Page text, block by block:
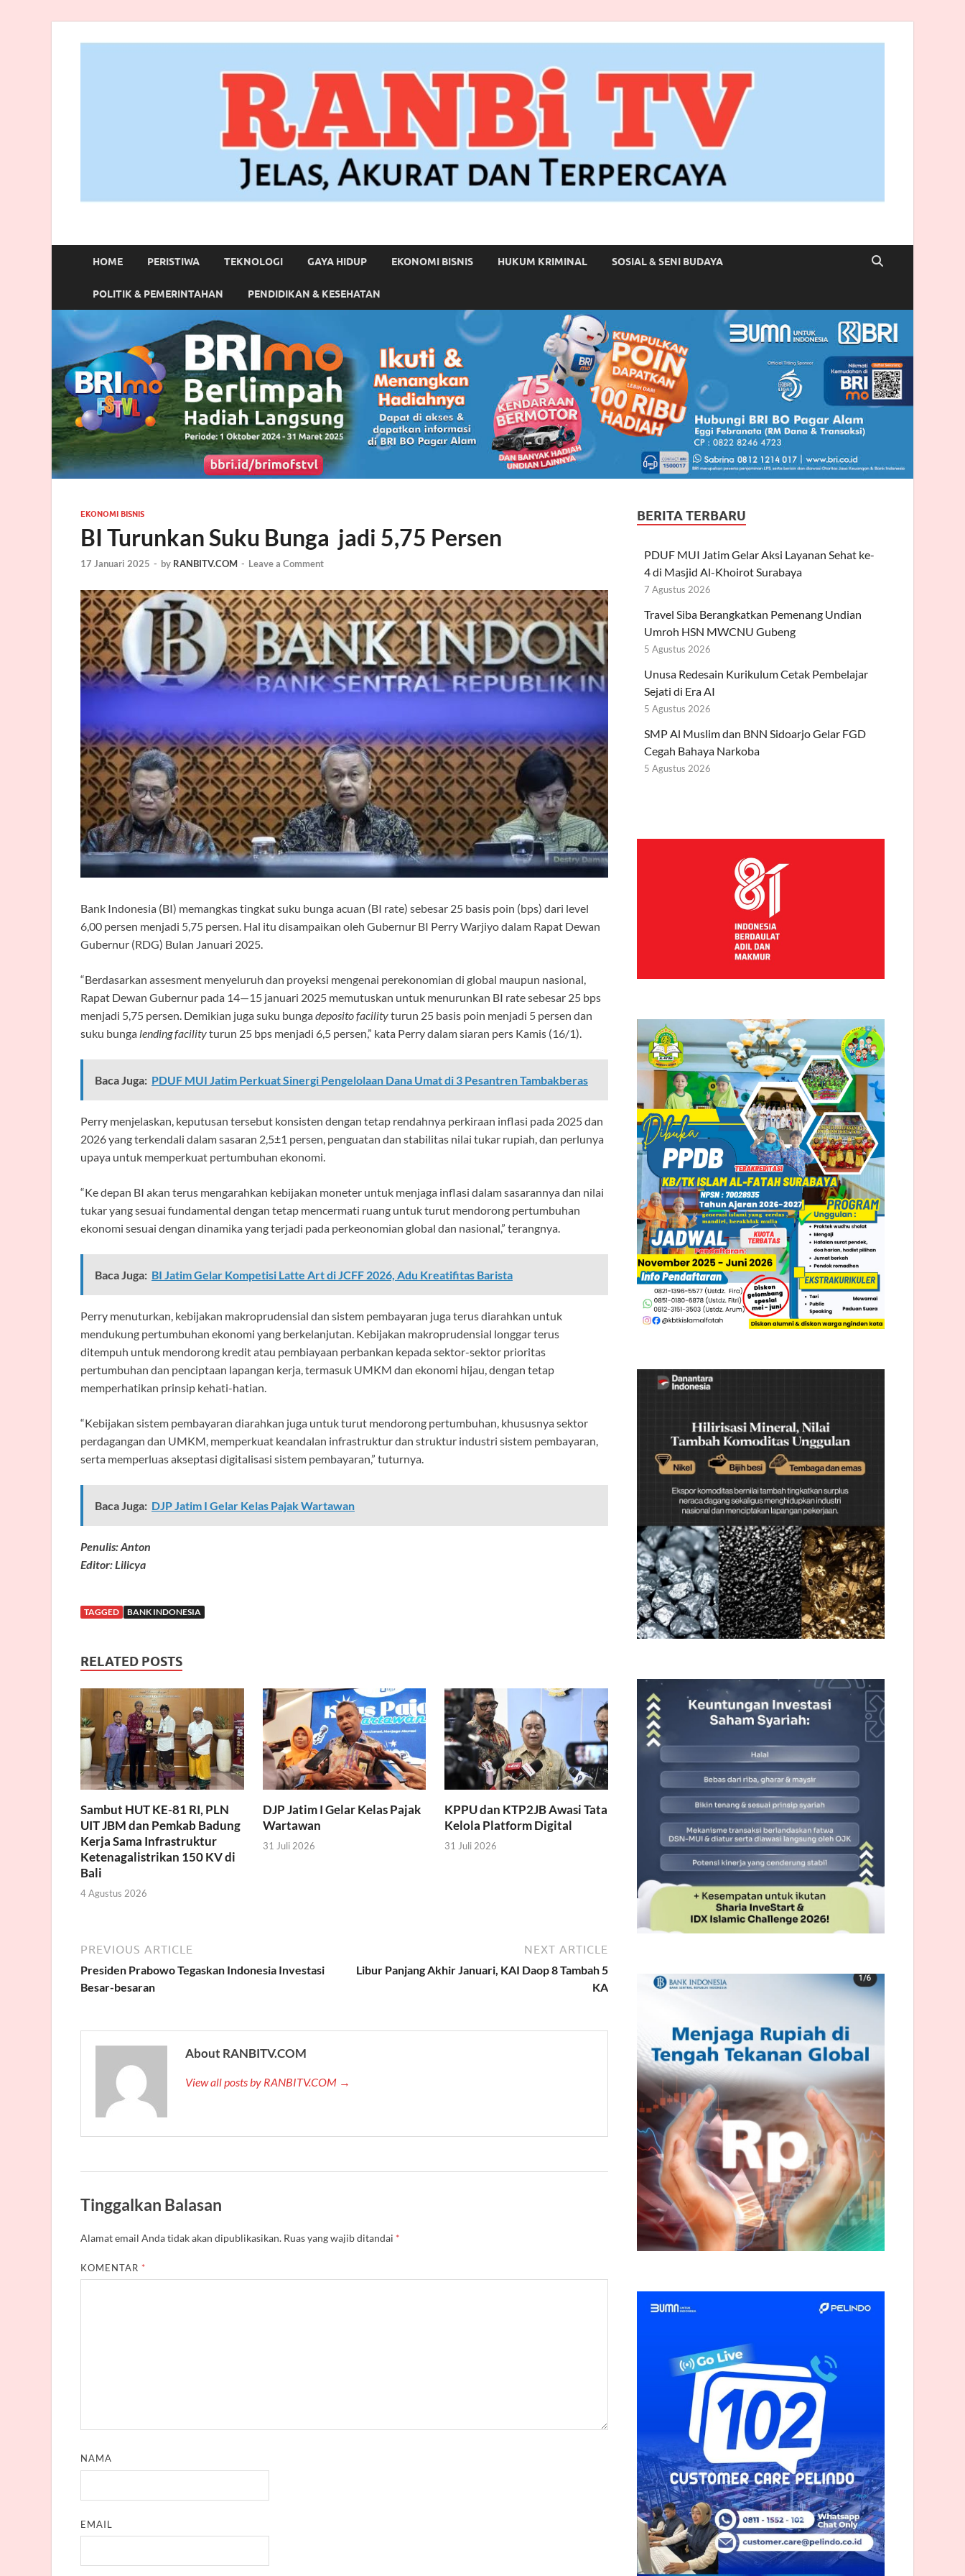
RANBITV.COM
HOME PERISTIWA TEKNOLOGI GAYA HIDUP EKONOMI BISNIS HUKUM KRIMINAL SOSIAL & SENI BUDAYA
POLITIK & PEMERINTAHAN PENDIDIKAN & KESEHATAN
EKONOMI BISNIS
BI Turunkan Suku Bunga jadi 5,75 Persen
17 Januari 2025 - by RANBITV.COM - Leave a Comment
Bank Indonesia (BI) memangkas tingkat suku bunga acuan (BI rate) sebesar 25 basis poin (bps) dari level
6,00 persen menjadi 5,75 persen. Hal itu disampaikan oleh Gubernur BI Perry Warjiyo dalam Rapat Dewan
Gubernur (RDG) Bulan Januari 2025.
“Berdasarkan assesment menyeluruh dan proyeksi mengenai perekonomian di global maupun nasional,
Rapat Dewan Gubernur pada 14—15 januari 2025 memutuskan untuk menurunkan BI rate sebesar 25 bps
menjadi 5,75 persen. Demikian juga suku bungadeposito facilityturun 25 basis poin menjadi 5 persen dan
suku bunga lending facilityturun 25 bps menjadi 6,5 persen,” kata Perry dalam siaran pers Kamis (16/1).
Baca Juga: PDUF MUI Jatim Perkuat Sinergi Pengelolaan Dana Umat di 3 Pesantren Tambakberas
Perry menjelaskan, keputusan tersebut konsisten dengan tetap rendahnya perkiraan inflasi pada 2025 dan
2026 yang terkendali dalam sasaran 2,5±1 persen, penguatan dan stabilitas nilai tukar rupiah, dan perlunya
upaya untuk memperkuat pertumbuhan ekonomi.
“Ke depan BI akan terus mengarahkan kebijakan moneter untuk menjaga inflasi dalam sasarannya dan nilai
tukar yang sesuai fundamental dengan tetap mencermati ruang untuk turut mendorong pertumbuhan
ekonomi sesuai dengan dinamika yang terjadi pada perkeonomian global dan nasional,” terangnya.
Baca Juga: BI Jatim Gelar Kompetisi Latte Art di JCFF 2026, Adu Kreatifitas Barista
Perry menuturkan, kebijakan makroprudensial dan sistem pembayaran juga terus diarahkan untuk
mendukung pertumbuhan ekonomi yang berkelanjutan. Kebijakan makroprudensial longgar terus
ditempuh untuk mendorong kredit atau pembiayaan perbankan kepada sektor-sektor prioritas
pertumbuhan dan penciptaan lapangan kerja, termasuk UMKM dan ekonomi hijau, dengan tetap
memperhatikan prinsip kehati-hatian.
“Kebijakan sistem pembayaran diarahkan juga untuk turut mendorong pertumbuhan, khususnya sektor
perdagangan dan UMKM, memperkuat keandalan infrastruktur dan struktur industri sistem pembayaran,
serta memperluas akseptasi digitalisasi sistem pembayaran,” tuturnya.
Baca Juga: DJP Jatim I Gelar Kelas Pajak Wartawan
Penulis: Anton
Editor: Lilicya
TAGGED BANK INDONESIA
RELATED POSTS
Sambut HUT KE-81 RI, PLN
UIT JBM dan Pemkab Badung
Kerja Sama Infrastruktur
Ketenagalistrikan 150 KV di
Bali
4 Agustus 2026
DJP Jatim I Gelar Kelas Pajak
Wartawan
31 Juli 2026
KPPU dan KTP2JB Awasi Tata
Kelola Platform Digital
31 Juli 2026
PREVIOUS ARTICLE
Presiden Prabowo Tegaskan Indonesia Investasi
Besar-besaran
NEXT ARTICLE
Libur Panjang Akhir Januari, KAI Daop 8 Tambah 5
KA
About RANBITV.COM
View all posts by RANBITV.COM →
Tinggalkan Balasan
Alamat email Anda tidak akan dipublikasikan. Ruas yang wajib ditandai *
KOMENTAR *
NAMA
EMAIL
BERITA TERBARU
PDUF MUI Jatim Gelar Aksi Layanan Sehat ke-
4 di Masjid Al-Khoirot Surabaya
7 Agustus 2026
Travel Siba Berangkatkan Pemenang Undian
Umroh HSN MWCNU Gubeng
5 Agustus 2026
Unusa Redesain Kurikulum Cetak Pembelajar
Sejati di Era AI
5 Agustus 2026
SMP Al Muslim dan BNN Sidoarjo Gelar FGD
Cegah Bahaya Narkoba
5 Agustus 2026